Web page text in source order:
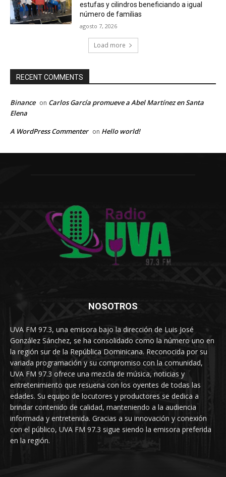
estufas y cilindros beneficiando a igual
número de familias
agosto 7, 2026
Load more
RECENT COMMENTS
Binance on Carlos García promueve a Abel Martínez en Santa
Elena
A WordPress Commenter on Hello world!
NOSOTROS
UVA FM 97.3, una emisora bajo la dirección de Luis José
González Sánchez, se ha consolidado como la número uno en
la región sur de la República Dominicana. Reconocida por su
variada programación y su compromiso con la comunidad,
UVA FM 97.3 ofrece una mezcla de música, noticias y
entretenimiento que resuena con los oyentes de todas las
edades. Su equipo de locutores y productores se dedica a
brindar contenido de calidad, manteniendo a la audiencia
informada y entretenida. Gracias a su innovación y conexión
con el público, UVA FM 97.3 sigue siendo la emisora preferida
en la región.